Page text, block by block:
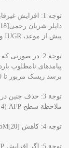
پیش از موعد، IUGR و IUFD همراه است.
برسد ریسک مزبور تا 70٪ افزایش می‌یابد.
ملاحظة سطح AFP (4 تا 9 برابر میزان نرمال) شود.
توجه 4: کاهش AFP (MoM[20](درشتی نوزاد) همراه است.